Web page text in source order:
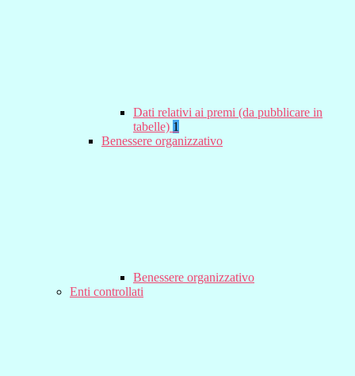
Dati relativi ai premi (da pubblicare in
tabelle) 1
Benessere organizzativo
Benessere organizzativo
Enti controllati